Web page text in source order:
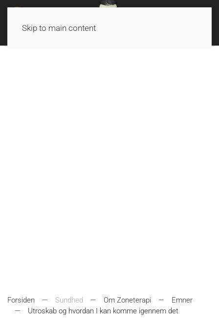
Skip to main content
Forsiden Sundhed Om Zoneterapi
Emner
Utroskab og hvordan I kan komme igennem det